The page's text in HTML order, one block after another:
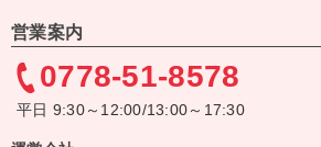
営業案内
0778-51-8578
平日 9:30～12:00/13:00～17:30